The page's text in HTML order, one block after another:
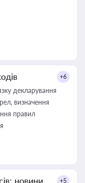
+6
декларування
визначення
правил
новини,
+5